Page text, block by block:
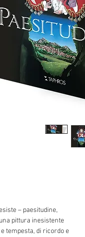
– paesitudine,
pittura inesistente
tempesta, di ricordo e